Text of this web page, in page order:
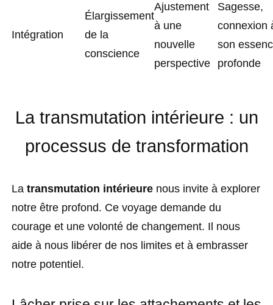
Intégration
Élargissement
de la
conscience
Ajustement
à une
nouvelle
perspective
Sagesse,
connexion
son
profonde
La transmutation intérieure : un
processus de transformation
La transmutation intérieure nous invite à explorer
notre être profond. Ce voyage demande du
courage et une volonté de changement. Il nous
aide à nous libérer de nos limites et à embrasser
notre potentiel.